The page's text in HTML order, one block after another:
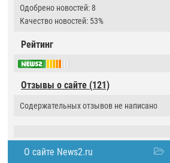
Одобрено новостей: 8
Качество новостей: 53%
Рейтинг
Отзывы о сайте (121)
Содержательных отзывов не написано
О сайте News2.ru